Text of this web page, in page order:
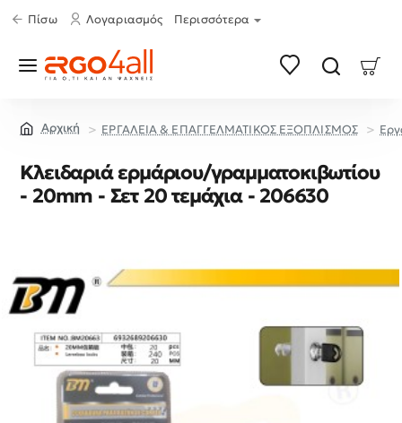
Πίσω Λογαριασμός Περισσότερα
ΕΡΓΑΛΕΙΑ & ΕΠΑΓΓΕΛΜΑΤΙΚΟΣ ΕΞΟΠΛΙΣΜΟΣ
Κλειδαριά ερμάριου/γραμματοκιβωτίου
- 20mm - Σετ 20 τεμάχια - 206630